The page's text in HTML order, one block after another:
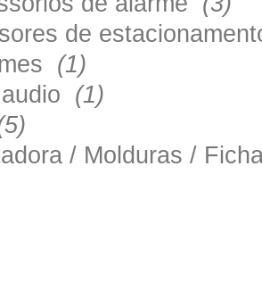
de
(1)
(1)
/ Molduras /